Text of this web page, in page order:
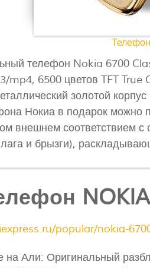
телефон Nokia 6700
mp4, 6500 цветов TFT
золотой
Нокиа в подарок можно
внешнем соответствием
и брызги),
popular/nokia-
на Али: Оригинальный